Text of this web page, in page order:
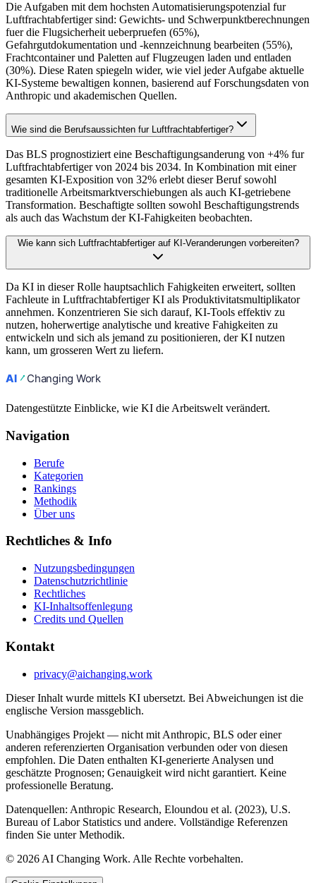
Die Aufgaben mit dem hochsten Automatisierungspotenzial fur
Luftfrachtabfertiger sind: Gewichts- und Schwerpunktberechnungen
fuer die Flugsicherheit ueberpruefen (65%),
Gefahrgutdokumentation und -kennzeichnung bearbeiten (55%),
Frachtcontainer und Paletten auf Flugzeugen laden und entladen
(30%). Diese Raten spiegeln wider, wie viel jeder Aufgabe aktuelle
KI-Systeme bewaltigen konnen, basierend auf Forschungsdaten von
Anthropic und akademischen Quellen.
Wie sind die Berufsaussichten fur Luftfrachtabfertiger?
Das BLS prognostiziert eine Beschaftigungsanderung von +4% fur
Luftfrachtabfertiger von 2024 bis 2034. In Kombination mit einer
gesamten KI-Exposition von 32% erlebt dieser Beruf sowohl
traditionelle Arbeitsmarktverschiebungen als auch KI-getriebene
Transformation. Beschaftigte sollten sowohl Beschaftigungstrends
als auch das Wachstum der KI-Fahigkeiten beobachten.
Wie kann sich Luftfrachtabfertiger auf KI-Veranderungen vorbereiten?
Da KI in dieser Rolle hauptsachlich Fahigkeiten erweitert, sollten
Fachleute in Luftfrachtabfertiger KI als Produktivitatsmultiplikator
annehmen. Konzentrieren Sie sich darauf, KI-Tools effektiv zu
nutzen, hoherwertige analytische und kreative Fahigkeiten zu
entwickeln und sich als jemand zu positionieren, der KI nutzen
kann, um grosseren Wert zu liefern.
Datengestützte Einblicke, wie KI die Arbeitswelt verändert.
Navigation
Berufe
Kategorien
Rankings
Methodik
Über uns
Rechtliches & Info
Nutzungsbedingungen
Datenschutzrichtlinie
Rechtliches
KI-Inhaltsoffenlegung
Credits und Quellen
Kontakt
privacy@aichanging.work
Dieser Inhalt wurde mittels KI ubersetzt. Bei Abweichungen ist die
englische Version massgeblich.
Unabhängiges Projekt — nicht mit Anthropic, BLS oder einer
anderen referenzierten Organisation verbunden oder von diesen
empfohlen. Die Daten enthalten KI-generierte Analysen und
geschätzte Prognosen; Genauigkeit wird nicht garantiert. Keine
professionelle Beratung.
Datenquellen: Anthropic Research, Eloundou et al. (2023), U.S.
Bureau of Labor Statistics und andere. Vollständige Referenzen
finden Sie unter Methodik.
© 2026 AI Changing Work. Alle Rechte vorbehalten.